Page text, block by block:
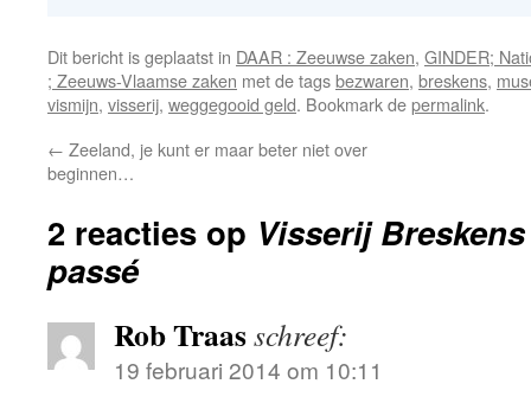
Dit bericht is geplaatst in DAAR : Zeeuwse zaken, GINDER;
; Zeeuws-Vlaamse zaken met de tagsbezwaren, breskens,
vismijn, visserij, weggegooid geld. Bookmark depermalink.
← Zeeland, je kunt er maar beter niet over
beginnen…
2 reacties op Visserij
passé
Rob Traasschreef:
19 februari 2014 om 10:11